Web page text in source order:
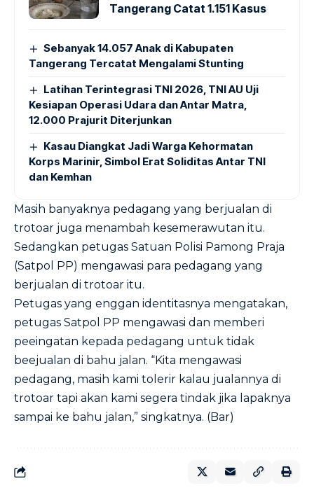
Tangerang Catat 1.151 Kasus
Sebanyak 14.057 Anak di Kabupaten
Tangerang Tercatat Mengalami Stunting
Latihan Terintegrasi TNI 2026, TNI AU Uji
Kesiapan Operasi Udara dan Antar Matra,
12.000 Prajurit Diterjunkan
Kasau Diangkat Jadi Warga Kehormatan
Korps Marinir, Simbol Erat Soliditas Antar TNI
dan Kemhan
Masih banyaknya pedagang yang berjualan di
trotoar juga menambah kesemerawutan itu.
Sedangkan petugas Satuan Polisi Pamong Praja
(Satpol PP) mengawasi para pedagang yang
berjualan di trotoar itu.
Petugas yang enggan identitasnya mengatakan,
petugas Satpol PP mengawasi dan memberi
peeingatan kepada pedagang untuk tidak
beejualan di bahu jalan. “Kita mengawasi
pedagang, masih kami tolerir kalau jualannya di
trotoar tapi akan kami segera tindak jika lapaknya
sampai ke bahu jalan,” singkatnya. (Bar)